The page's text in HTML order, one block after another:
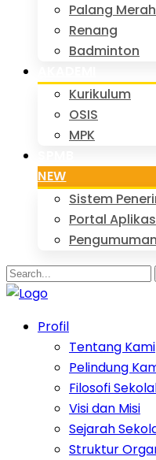
Palang
Renang
Badminton
Kurikulum
OSIS
MPK
NEW
Sistem
Portal
Pengumuman
Profil
Tentang Kami
Pelindung
Filosofi
Visi dan Misi
Sejarah
Struktur